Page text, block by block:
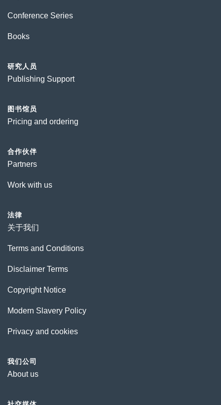
Conference Series
Books
研究人员
Publishing Support
图书馆员
Pricing and ordering
合作伙伴
Partners
Work with us
法律
关于我们
Terms and Conditions
Disclaimer Terms
Copyright Notice
Modern Slavery Policy
Privacy and cookies
我们公司
About us